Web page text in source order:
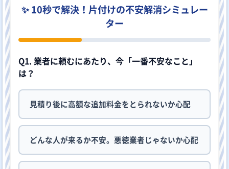
✨ 10秒で解決！片付けの不安解消シミュレー
ター
Q1. 業者に頼むにあたり、今「一番不安なこと」
は？
見積り後に高額な追加料金をとられないか心配
どんな人が来るか不安。悪徳業者じゃないか心配